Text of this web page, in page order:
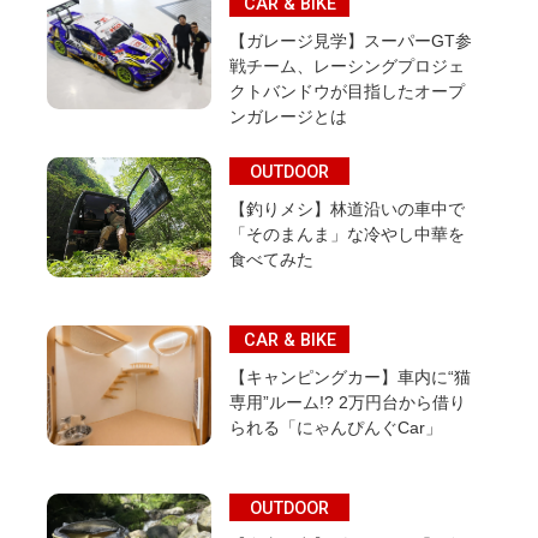
【ガレージ見学】スーパーGT参
戦チーム、レーシングプロジェ
クトバンドウが目指したオープ
ンガレージとは
OUTDOOR
【釣りメシ】林道沿いの車中で
「そのまんま」な冷やし中華を
食べてみた
CAR & BIKE
【キャンピングカー】車内に“猫
専用”ルーム!? 2万円台から借り
られる「にゃんぴんぐCar」
OUTDOOR